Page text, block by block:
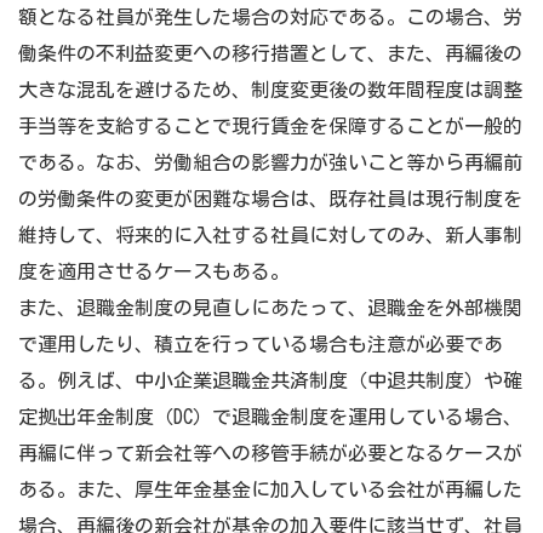
額となる社員が発生した場合の対応である。この場合、労
働条件の不利益変更への移行措置として、また、再編後の
大きな混乱を避けるため、制度変更後の数年間程度は調整
手当等を支給することで現行賃金を保障することが一般的
である。なお、労働組合の影響力が強いこと等から再編前
の労働条件の変更が困難な場合は、既存社員は現行制度を
維持して、将来的に入社する社員に対してのみ、新人事制
度を適用させるケースもある。
また、退職金制度の見直しにあたって、退職金を外部機関
で運用したり、積立を行っている場合も注意が必要であ
る。例えば、中小企業退職金共済制度（中退共制度）や確
定拠出年金制度（DC）で退職金制度を運用している場合、
再編に伴って新会社等への移管手続が必要となるケースが
ある。また、厚生年金基金に加入している会社が再編した
場合、再編後の新会社が基金の加入要件に該当せず、社員